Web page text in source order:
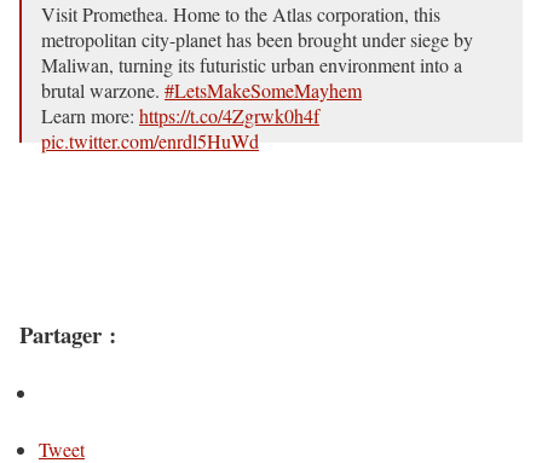
Visit Promethea. Home to the Atlas corporation, this
metropolitan city-planet has been brought under siege by
Maliwan, turning its futuristic urban environment into a
brutal warzone. #LetsMakeSomeMayhem
Learn more: https://t.co/4Zgrwk0h4f
pic.twitter.com/enrdl5HuWd
Partager :
Tweet